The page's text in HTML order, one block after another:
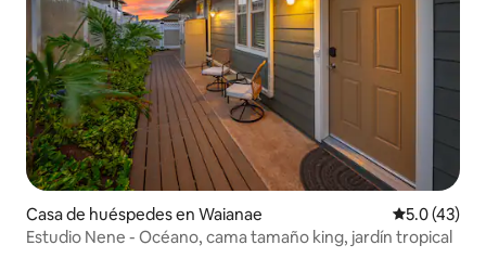
Casa de huéspedes en Waianae Calificación
5.0 (43)
Estudio Nene - Océano, cama tamaño king, jardín tropical